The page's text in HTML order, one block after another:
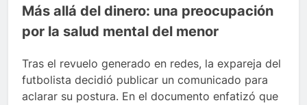
Más allá del dinero: una preocupación
por la salud mental del menor
Tras el revuelo generado en redes, la expareja del
futbolista decidió publicar un comunicado para
aclarar su postura. En el documento enfatizó que